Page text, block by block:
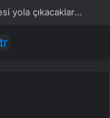
Eskişehir Valisi Yılmaz’dan bayram öncesi yola çıkacaklara uyarı